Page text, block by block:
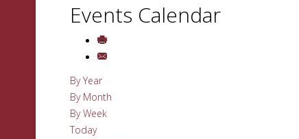
Events Calendar
By Year
By Month
By Week
Today